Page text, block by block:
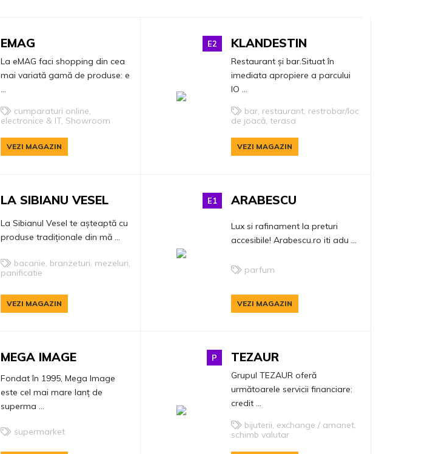
EMAG
La eMAG faci shopping din cea
mai variată gamă de produse: e
...
cumparaturi online,
electronice & IT, Showroom
VEZI MAGAZIN
E2 KLANDESTIN
Restaurant și bar.Situat în
imediata apropiere a parcului
IO ...
bar, restaurant, restrobar/loc
de joacă, terasa
VEZI MAGAZIN
LA SIBIANU VESEL
La Sibianul Vesel te așteaptă cu
produse tradiționale din mă ...
bacanie, branzeturi, mezeluri,
panificatie
VEZI MAGAZIN
E1 ARABESCU
Lux si rafinament la preturi
accesibile! Arabescu.ro iti adu ...
parfum
VEZI MAGAZIN
MEGA IMAGE
Fondat în 1995, Mega Image
este cel mai mare lanț de
superma ...
supermarket
P TEZAUR
Grupul TEZAUR oferă
următoarele servicii financiare:
credit ...
bijuterii, exchange / amanet,
schimb valutar